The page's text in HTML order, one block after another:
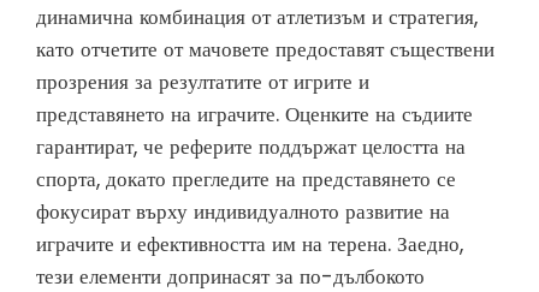
динамична комбинация от атлетизъм и стратегия,
като отчетите от мачовете предоставят съществени
прозрения за резултатите от игрите и
представянето на играчите. Оценките на съдиите
гарантират, че реферите поддържат целостта на
спорта, докато прегледите на представянето се
фокусират върху индивидуалното развитие на
играчите и ефективността им на терена. Заедно,
тези елементи допринасят за по-дълбокото